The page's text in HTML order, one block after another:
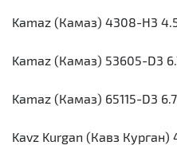
Kamaz (Камаз) 4308-H3
Kamaz (Камаз) 53605-D3
Kamaz (Камаз) 65115-D3
Kavz Kurgan (Кавз